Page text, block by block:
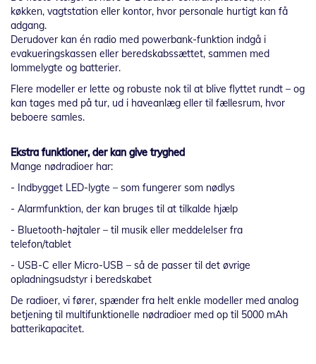
køkken, vagtstation eller kontor, hvor personale hurtigt kan få
adgang.
Derudover kan én radio med powerbank-funktion indgå i
evakueringskassen eller beredskabssættet, sammen med
lommelygte og batterier.
Flere modeller er lette og robuste nok til at blive flyttet rundt – og
kan tages med på tur, ud i haveanlæg eller til fællesrum, hvor
beboere samles.
Ekstra funktioner, der kan give tryghed
Mange nødradioer har:
- Indbygget LED-lygte – som fungerer som nødlys
- Alarmfunktion, der kan bruges til at tilkalde hjælp
- Bluetooth-højtaler – til musik eller meddelelser fra
telefon/tablet
- USB-C eller Micro-USB – så de passer til det øvrige
opladningsudstyr i beredskabet
De radioer, vi fører, spænder fra helt enkle modeller med analog
betjening til multifunktionelle nødradioer med op til 5000 mAh
batterikapacitet.